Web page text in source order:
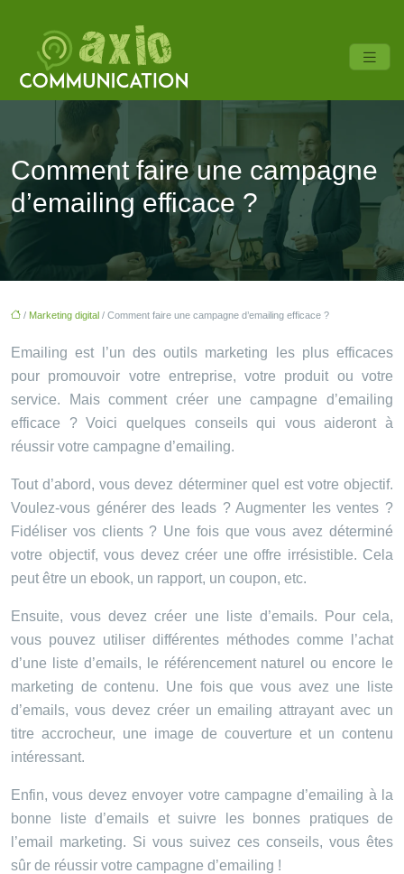
Comment faire une campagne
d’emailing efficace ?
/ Marketing digital / Comment faire une campagne d’emailing efficace ?
Emailing est l’un des outils marketing les plus efficaces
pour promouvoir votre entreprise, votre produit ou votre
service. Mais comment créer une campagne d’emailing
efficace ? Voici quelques conseils qui vous aideront à
réussir votre campagne d’emailing.
Tout d’abord, vous devez déterminer quel est votre objectif.
Voulez-vous générer des leads ? Augmenter les ventes ?
Fidéliser vos clients ? Une fois que vous avez déterminé
votre objectif, vous devez créer une offre irrésistible. Cela
peut être un ebook, un rapport, un coupon, etc.
Ensuite, vous devez créer une liste d’emails. Pour cela,
vous pouvez utiliser différentes méthodes comme l’achat
d’une liste d’emails, le référencement naturel ou encore le
marketing de contenu. Une fois que vous avez une liste
d’emails, vous devez créer un emailing attrayant avec un
titre accrocheur, une image de couverture et un contenu
intéressant.
Enfin, vous devez envoyer votre campagne d’emailing à la
bonne liste d’emails et suivre les bonnes pratiques de
l’email marketing. Si vous suivez ces conseils, vous êtes
sûr de réussir votre campagne d’emailing !